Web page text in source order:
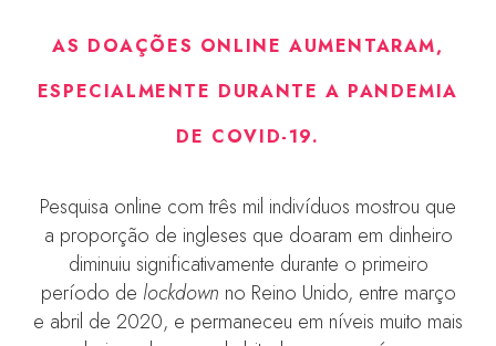
AS DOAÇÕES ONLINE AUMENTARAM,
ESPECIALMENTE DURANTE A PANDEMIA
DE COVID-19.
Pesquisa online com três mil indivíduos mostrou que
a proporção de ingleses que doaram em dinheiro
diminuiu significativamente durante o primeiro
período de lockdown no Reino Unido, entre março
e abril de 2020, e permaneceu em níveis muito mais